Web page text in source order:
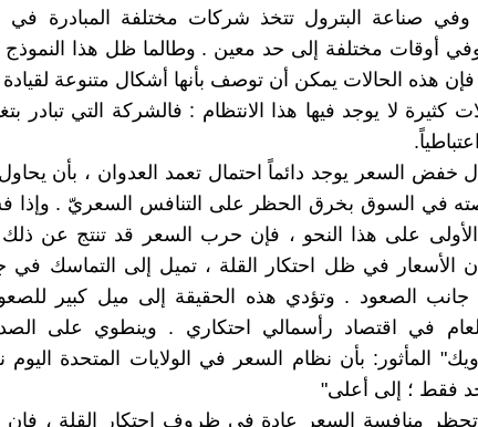
وفي صناعة البترول تتخذ شركات مختلفة المبادرة في
أوقات مختلفة إلى حد معين . وطالما ظل هذا النموذج
فإن هذه الحالات يمكن أن توصف بأنها أشكال متنوعة
كثيرة لا يوجد فيها هذا الانتظام : فالشركة التي تبادر
خفض السعر يوجد دائماً احتمال تعمد العدوان ، بأن
في السوق بخرق الحظر على التنافس السعريّ . وإذا
على هذا النحو ، فإن حرب السعر قد تنتج عن ذلك
الأسعار في ظل احتكار القلة ، تميل إلى التماسك في
جانب الصعود . وتؤدي هذه الحقيقة إلى ميل كبير
في اقتصاد رأسمالي احتكاري . وينطوي على
المأثور: بأن نظام السعر في الولايات المتحدة
فقط ؛ إلى أعلى"
تحظر منافسة السعر عادة في ظروف احتكار القلة ، فإن